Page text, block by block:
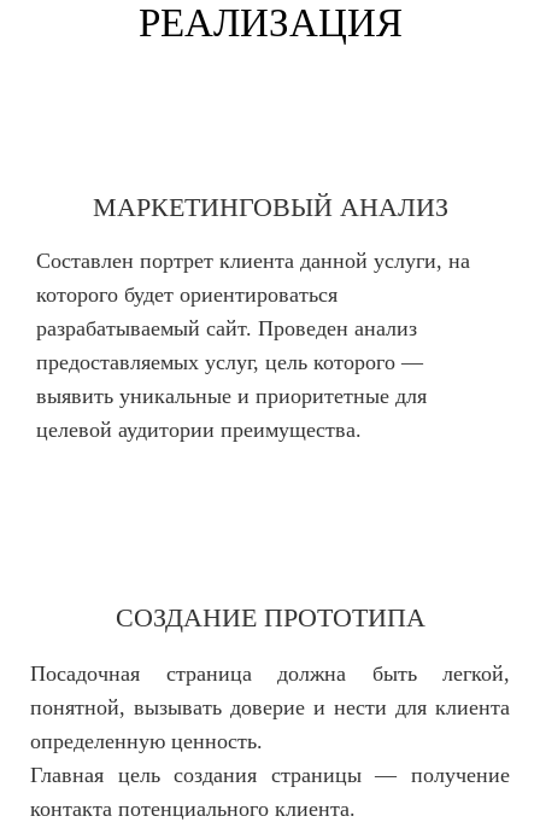
РЕАЛИЗАЦИЯ
МАРКЕТИНГОВЫЙ АНАЛИЗ
Составлен портрет клиента данной услуги, на
которого будет ориентироваться
разрабатываемый сайт. Проведен анализ
предоставляемых услуг, цель которого —
выявить уникальные и приоритетные для
целевой аудитории преимущества.
СОЗДАНИЕ ПРОТОТИПА
Посадочная страница должна быть легкой,
понятной, вызывать доверие и нести для клиента
определенную ценность.
Главная цель создания страницы — получение
контакта потенциального клиента.